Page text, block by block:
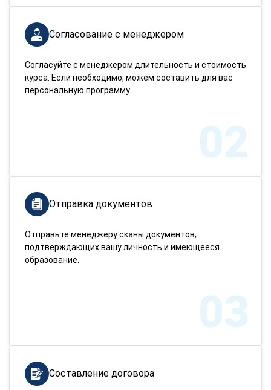
Согласование с менеджером
Согласуйте с менеджером длительность и стоимость
курса. Если необходимо, можем составить для вас
персональную программу.
02
Отправка документов
Отправьте менеджеру сканы документов,
подтверждающих вашу личность и имеющееся
образование.
03
Составление договора